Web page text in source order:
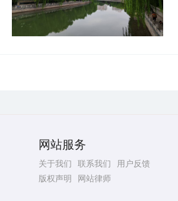
网站服务
关于我们 联系我们
用户反馈
版权声明
网站律师